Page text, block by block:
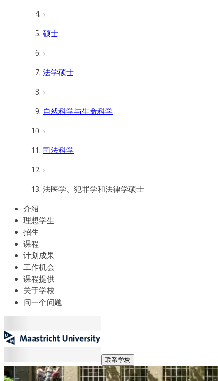
硕士
法学硕士
自然科学与生命科学
司法科学
法医学、犯罪学和法律学硕士
介绍
理想学生
招生
课程
计划成果
工作机会
课程提供
关于学校
问一个问题
联系学校